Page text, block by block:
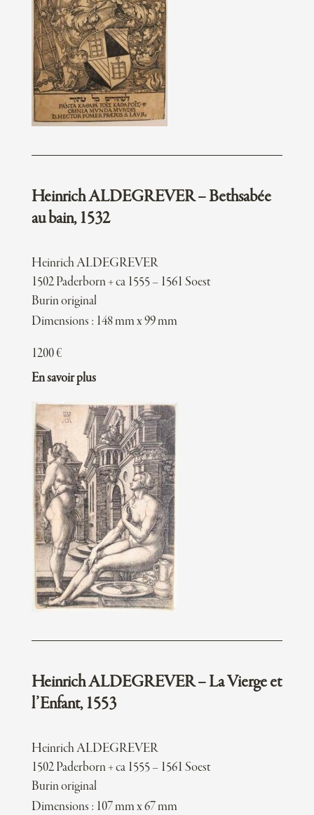
Heinrich ALDEGREVER – Bethsabée
au bain, 1532
Heinrich ALDEGREVER
1502 Paderborn + ca 1555 – 1561 Soest
Burin original
Dimensions : 148 mm x 99 mm
1200€
En savoir plus
Heinrich ALDEGREVER – La Vierge et
l’Enfant, 1553
Heinrich ALDEGREVER
1502 Paderborn + ca 1555 – 1561 Soest
Burin original
Dimensions : 107 mm x 67 mm